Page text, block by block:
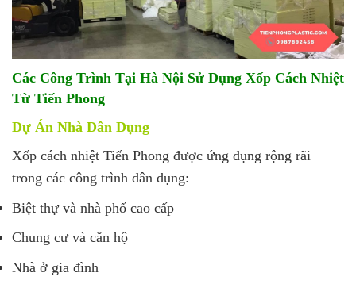
Các Công Trình Tại Hà Nội Sử Dụng Xốp Cách Nhiệt
Từ Tiến Phong
Dự Án Nhà Dân Dụng
Xốp cách nhiệt Tiến Phong được ứng dụng rộng rãi
trong các công trình dân dụng:
Biệt thự và nhà phố cao cấp
Chung cư và căn hộ
Nhà ở gia đình